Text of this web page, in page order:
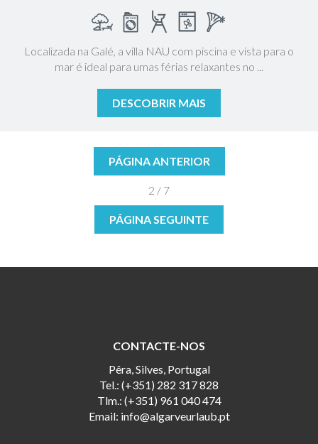
Localizada na Galé, a villa NAU com piscina e vista para o
mar é ideal para umas férias relaxantes no ...
DESCOBRIR MAIS
PÁGINA ANTERIOR
2 / 7
PÁGINA SEGUINTE
CONTACTE-NOS
Pêra, Silves, Portugal
Tel.: (+351) 282 317 828
Tlm.: (+351) 961 040 474
Email: info@algarveurlaub.pt